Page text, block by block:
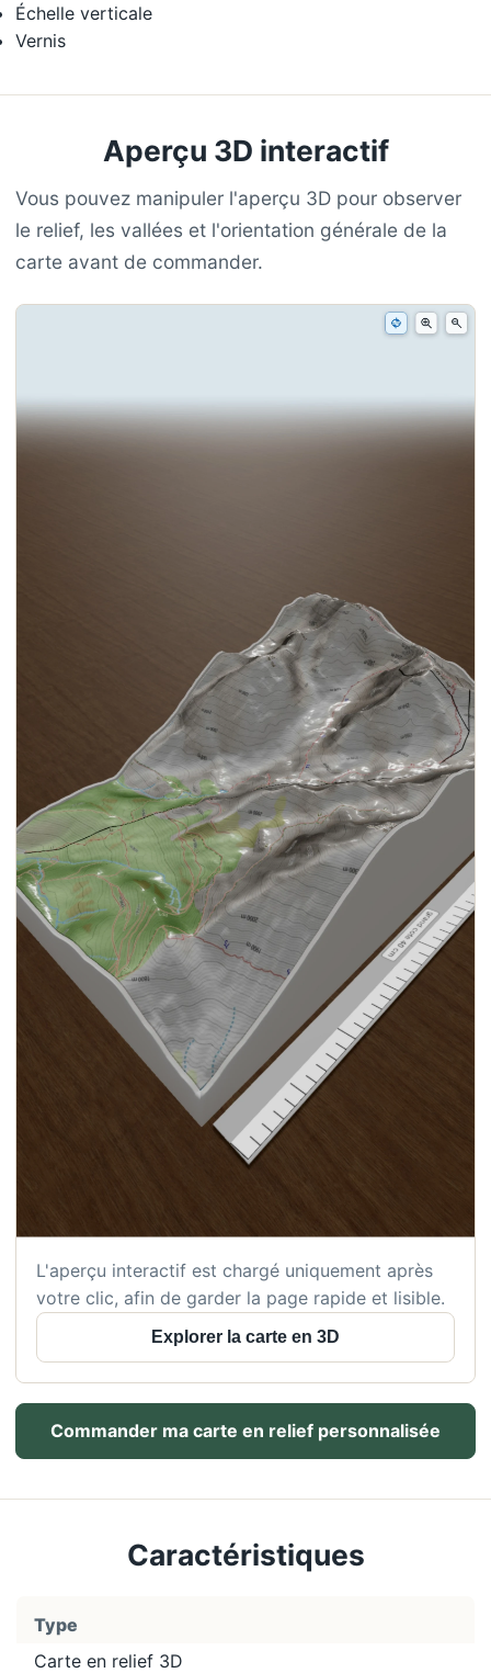
Échelle verticale
Vernis
Aperçu 3D interactif
Vous pouvez manipuler l'aperçu 3D pour observer
le relief, les vallées et l'orientation générale de la
carte avant de commander.
L'aperçu interactif est chargé uniquement après
votre clic, afin de garder la page rapide et lisible.
Explorer la carte en 3D
Commander ma carte en relief personnalisée
Caractéristiques
Type
Carte en relief 3D